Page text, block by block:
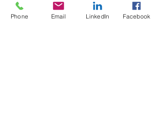
Phone Email LinkedIn Facebook